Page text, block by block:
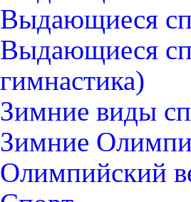
Выдающиеся
Выдающиеся
гимнастика)
Зимние виды
Зимние
Олимпийский